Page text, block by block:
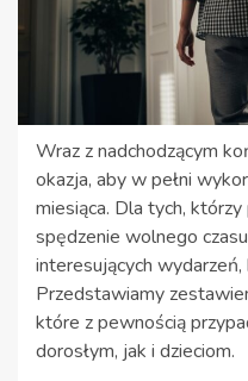
Wraz z nadchodzącym
okazja, aby w pełni
miesiąca. Dla tych,
spędzenie wolnego
interesujących
Przedstawiamy
które z pewnością
dorosłym, jak i dzieciom.